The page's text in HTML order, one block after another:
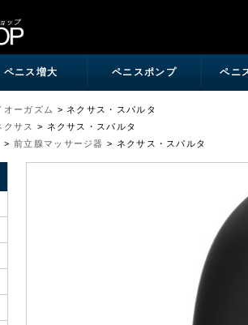
ペニス増大 ペニスポンプ ペニ
オーガズム >ネクサス・スパルタ
クサス > ネクサス・スパルタ
>前立腺マッサージ器 > ネクサス・スパルタ